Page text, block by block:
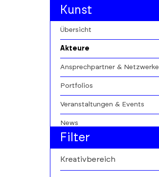
Kunst
Übersicht
Akteure
Ansprechpartner & Netzwerke
Portfolios
Veranstaltungen & Events
News
Filter
Kreativbereich